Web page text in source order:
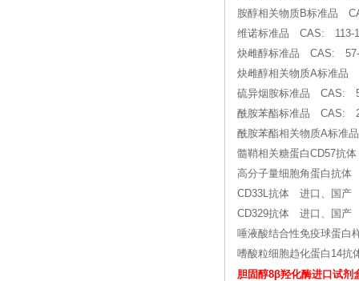
胺醇相关物质B标准品
维诺标准品 CAS: 113-
炔雌醇标准品 CAS:
炔雌醇相关物质A标准
硫异烟胺标准品 CAS:
酰胺苯酯标准品 CAS:
酰胺苯酯相关物质A标
髓鞘相关糖蛋白CD57抗
高分子量细胞角蛋白抗
CD33L抗体 进口、国产
CD329抗体 进口、国产
唾液酸结合性免疫球蛋
嗜酸粒细胞趋化蛋白14
胆固醇8β羟化酶进口试剂